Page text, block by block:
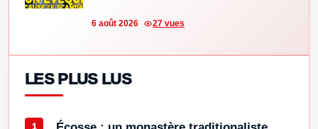
6 août 2026 27 vues
LES PLUS LUS